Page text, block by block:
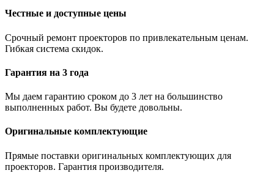
Честные и доступные цены
Срочный ремонт проекторов по привлекательным ценам.
Гибкая система скидок.
Гарантия на 3 года
Мы даем гарантию сроком до 3 лет на большинство
выполненных работ. Вы будете довольны.
Оригинальные комплектующие
Прямые поставки оригинальных комплектующих для
проекторов. Гарантия производителя.